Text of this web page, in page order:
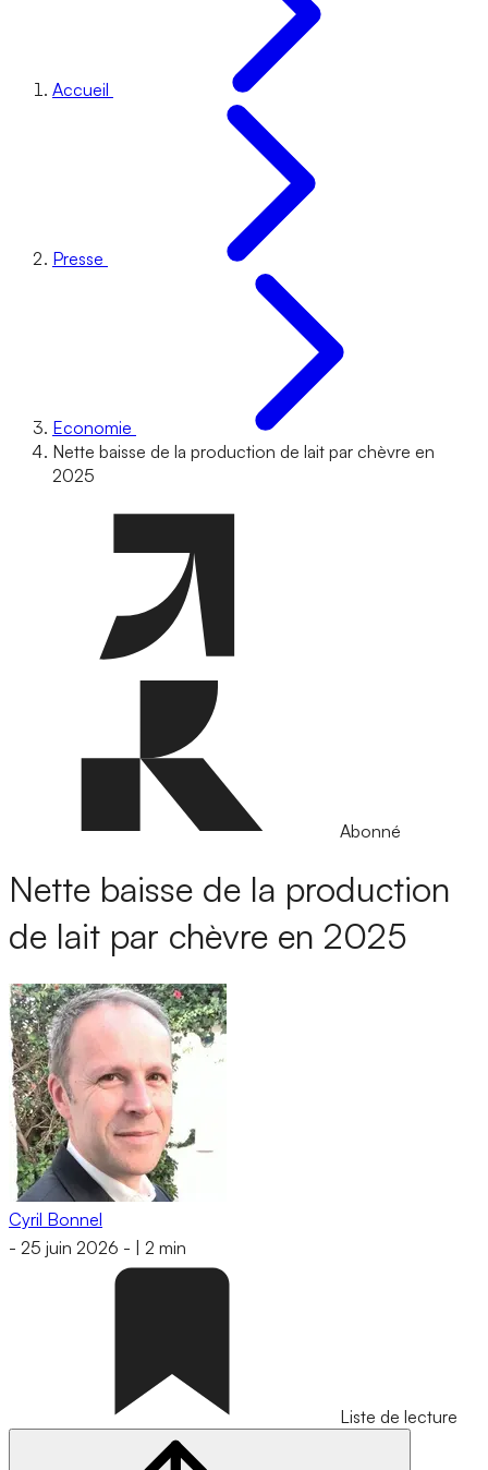
Accueil
Presse
Economie
Nette baisse de la production de lait par chèvre en
2025
Abonné
Nette baisse de la production
de lait par chèvre en 2025
Cyril Bonnel
- 25 juin 2026 - 2 min
Liste de lecture